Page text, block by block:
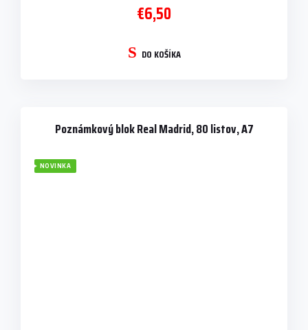
€6,50
DO KOŠÍKA
Poznámkový blok Real Madrid, 80 listov, A7
NOVINKA